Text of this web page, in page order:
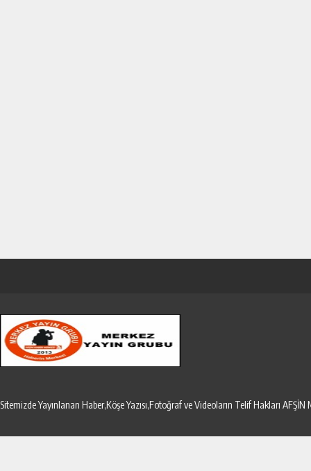
Sitemizde Yayınlanan Haber,Köşe Yazısı,Fotoğraf ve Videoların Telif Hakları